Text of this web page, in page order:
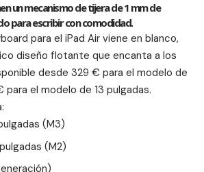
un mecanismo de tijera de 1 mm de
para escribir con comodidad.
para el iPad Air viene en blanco,
diseño flotante que encanta a los
desde 329 € para el modelo de
para el modelo de 13 pulgadas.
(M3)
(M2)